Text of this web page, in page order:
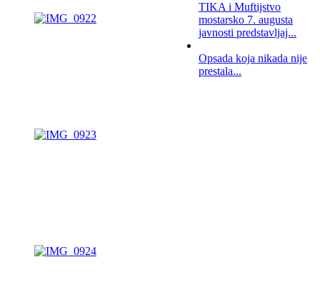
TIKA i Muftijstvo
mostarsko 7. augusta
javnosti predstavljaj...
Opsada koja nikada nije
prestala...